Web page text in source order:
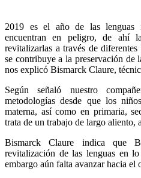
2019 es el año de las lenguas
encuentran en peligro, de ahí
revitalizarlas a través de
se contribuye a la preservación de
nos explicó Bismarck Claure,
Según señaló nuestro
metodologías desde que los
materna, así como en primaria,
trata de un trabajo de largo aliento,
Bismarck Claure indica que
revitalización de las lenguas en
embargo aún falta avanzar hacia el